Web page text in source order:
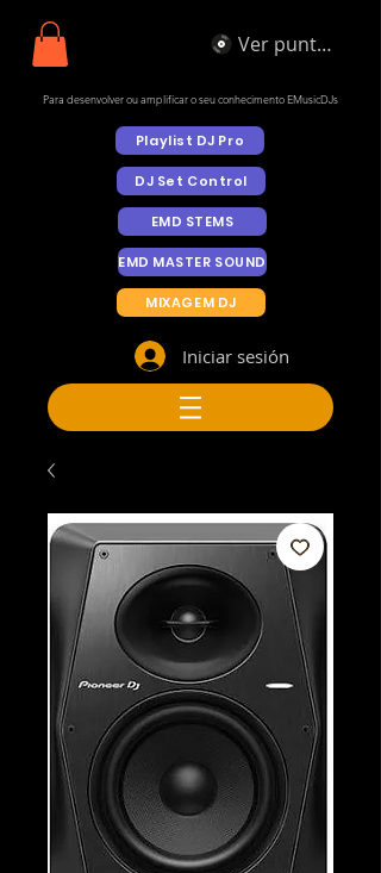
Ver puntos
Para desenvolver ou amplificar o seu conhecimento EMusicDJs
Playlist DJ Pro
DJ Set Control
EMD STEMS
EMD MASTER SOUND
MIXAGEM DJ
Iniciar sesión